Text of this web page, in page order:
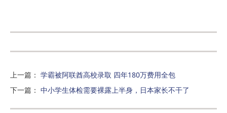
上一篇 ： 学霸被阿联酋高校录取 四年180万费用全包
下一篇 ： 中小学生体检需要裸露上半身，日本家长不干了